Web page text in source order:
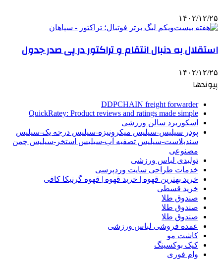
۱۴۰۲/۱۲/۲۵
استقلال به دنبال انتقام و تراکتور در پی صدر جدول
۱۴۰۲/۱۲/۲۵
پیوندها
DDPCHAIN freight forwarder
QuickRatey: Product reviews and ratings made simple
اسکوربرد سالن ورزشی
پودر سیلیس-سیلیس میکرونیزه-سیلیس درجه یک-سیلیس
سندبلاست-سیلیس تصفیه آب-سیلیس استخر-سیلیس چمن
مصنوعی
تولیدی لباس ورزشی
خدمات طراحی سایت وردپرسی
خرید بهترین قهوه | خرید قهوه | قهوه گرنیکا کافی
خرید قسطی
صندوق طلا
صندوق طلا
صندوق طلا
عمده فروشی لباس ورزشی
کاشت مو
کیک بوکسینگ
وام فوری